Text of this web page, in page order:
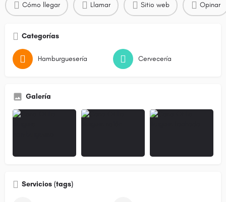
Cómo llegar Llamar Sitio web Opinar
Categorías
Hamburguesería Cervecería
Galería
Servicios (tags)